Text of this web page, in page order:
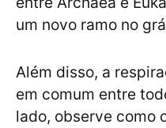
um novo ramo no
Além disso, a
em comum entre
lado, observe como